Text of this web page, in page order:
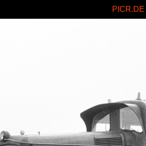
PICR.DE